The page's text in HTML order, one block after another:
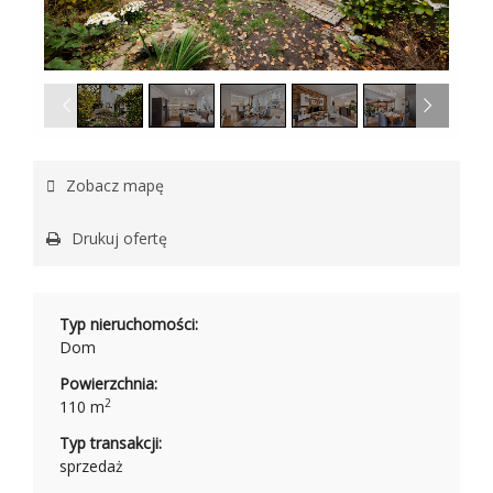
1/20
Zobacz mapę
Drukuj ofertę
Typ nieruchomości:
Dom
Powierzchnia:
110 m2
Typ transakcji:
sprzedaż